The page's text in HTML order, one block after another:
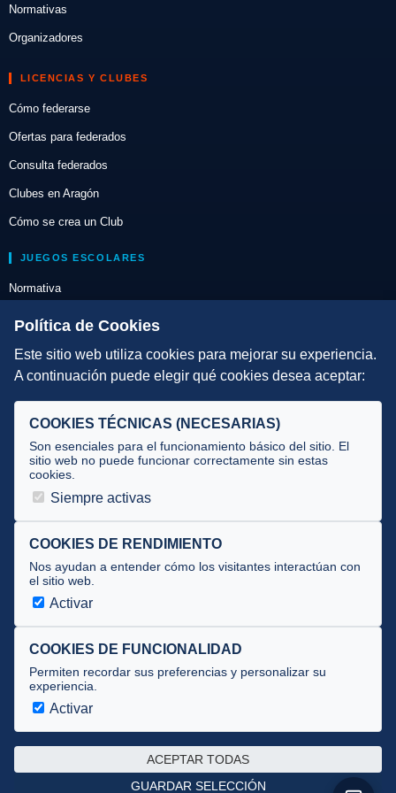
Normativas
Organizadores
LICENCIAS Y CLUBES
Cómo federarse
Ofertas para federados
Consulta federados
Clubes en Aragón
Cómo se crea un Club
JUEGOS ESCOLARES
Normativa
Escuelas de Triatlón
DIRECCIÓN TÉCNICA
Selecciones
Tecnificación
JUECES Y OFICIALES
Documentos
Cursos
Circulares oficiales
Convocatorias y Equipaciones
Av. José Atarés 101, semisótano. 50018 Zaragoza
Privacidad · Cookies
Política de Cookies
Este sitio web utiliza cookies para mejorar su experiencia.
A continuación puede elegir qué cookies desea aceptar:
COOKIES TÉCNICAS (NECESARIAS)
Son esenciales para el funcionamiento básico del sitio. El
sitio web no puede funcionar correctamente sin estas
cookies.
Siempre activas
COOKIES DE RENDIMIENTO
Nos ayudan a entender cómo los visitantes interactúan con
el sitio web.
Activar
COOKIES DE FUNCIONALIDAD
Permiten recordar sus preferencias y personalizar su
experiencia.
Activar
ACEPTAR TODAS
GUARDAR SELECCIÓN